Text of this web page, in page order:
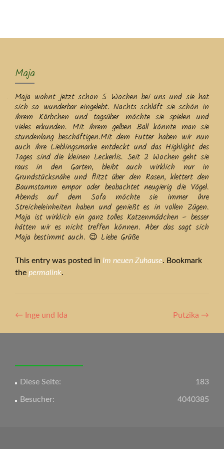
Maja
Maja wohnt jetzt schon 5 Wochen bei uns und sie hat
sich so wunderbar eingelebt. Nachts schläft sie schön in
ihrem Körbchen und tagsüber möchte sie spielen und
vieles erkunden. Mit ihrem gelben Ball könnte man sie
stundenlang beschäftigen.Mit dem Futter haben wir nun
auch ihre Lieblingsmarke entdeckt und das Highlight des
Tages sind die kleinen Leckerlis. Seit 2 Wochen geht sie
raus in den Garten, bleibt auch wirklich nur in
Grundstücksnähe und flitzt über den Rasen, klettert den
Baumstamm empor oder beobachtet neugierig die Vögel.
Abends auf dem Sofa möchte sie immer ihre
Streicheleinheiten haben und genießt es in vollen Zügen.
Maja ist wirklich ein ganz tolles Katzenmädchen – besser
hätten wir es nicht treffen können. Aber das sagt sich
Maja bestimmt auch. 😉 Liebe Grüße
This entry was posted in Im neuen Zuhause. Bookmark
the permalink.
Artikel-
Navigation
← Inge und Ida Putzika →
183
Diese Seite:
4040385
Besucher: